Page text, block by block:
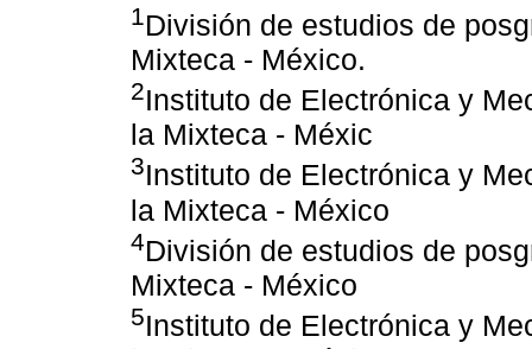
1División de estudios de
Mixteca - México.
2Instituto de Electrónica y
la Mixteca - Méxic
3Instituto de Electrónica y
la Mixteca - México
4División de estudios de
Mixteca - México
5Instituto de Electrónica y